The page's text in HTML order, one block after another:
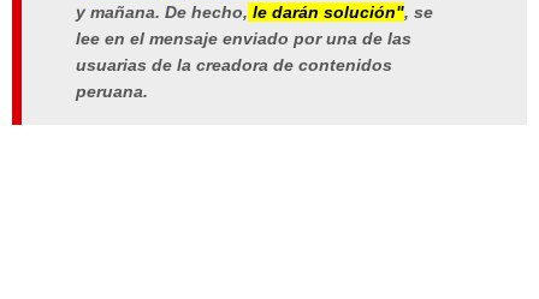
y mañana. De hecho, le darán solución", se
lee en el mensaje enviado por una de las
usuarias de la creadora de contenidos
peruana.